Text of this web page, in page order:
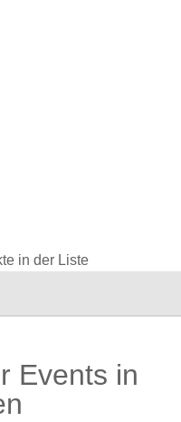
in der Liste
Events in